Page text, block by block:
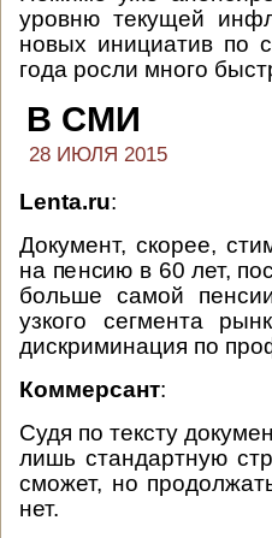
уровню текущей
новых инициатив по
года росли много
В СМИ
28 ИЮЛЯ 2015
Lenta.ru:
Документ, скорее,
на пенсию в 60 лет,
больше самой
узкого сегмента
дискриминация по
Коммерсант:
Судя по тексту
лишь стандартную
сможет, но
нет.